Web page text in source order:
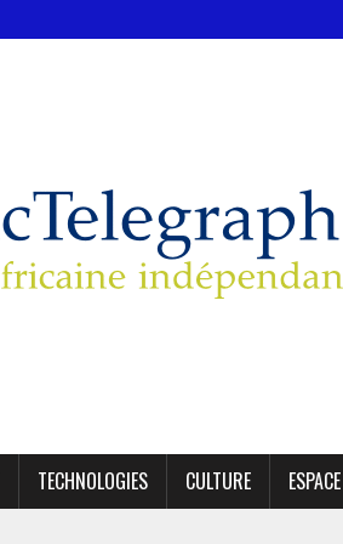
TECHNOLOGIES CULTURE